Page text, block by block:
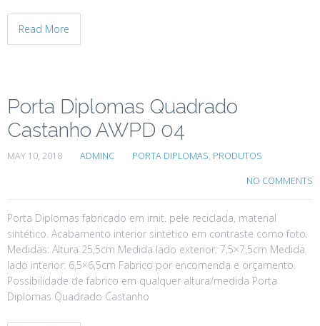
Read More
Porta Diplomas Quadrado
Castanho AWPD 04
MAY 10, 2018 ADMINC PORTA DIPLOMAS, PRODUTOS
NO COMMENTS
Porta Diplomas fabricado em imit. pele reciclada, material
sintético. Acabamento interior sintético em contraste como foto.
Medidas: Altura 25,5cm Medida lado exterior: 7,5×7,5cm Medida
lado interior: 6,5×6,5cm Fabrico por encomenda e orçamento.
Possibilidade de fabrico em qualquer altura/medida Porta
Diplomas Quadrado Castanho